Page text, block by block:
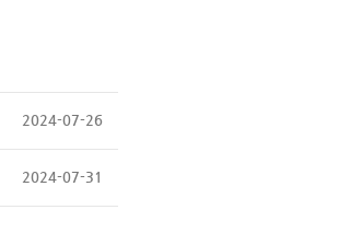
2024-07-26
2024-07-31